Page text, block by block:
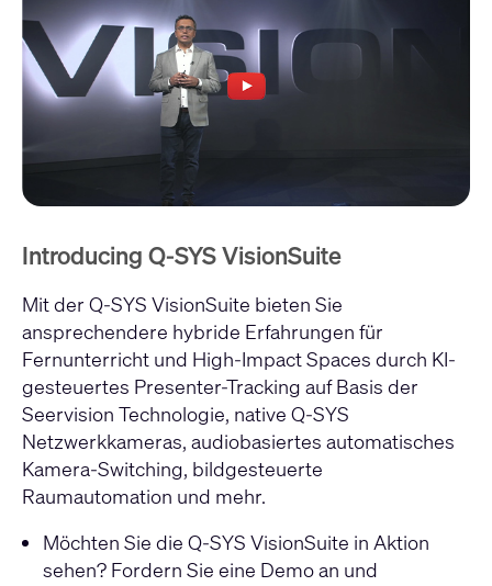
Introducing Q-SYS VisionSuite
Mit der Q-SYS VisionSuite bieten Sie
ansprechendere hybride Erfahrungen für
Fernunterricht und High-Impact Spaces durch KI-
gesteuertes Presenter-Tracking auf Basis der
Seervision Technologie, native Q-SYS
Netzwerkkameras, audiobasiertes automatisches
Kamera-Switching, bildgesteuerte
Raumautomation und mehr.
Möchten Sie die Q-SYS VisionSuite in Aktion
sehen? Fordern Sie eine Demo an und